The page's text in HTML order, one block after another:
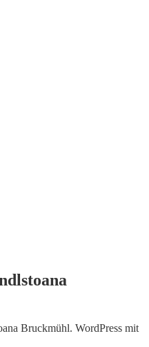
Bruckmühl. WordPress mit